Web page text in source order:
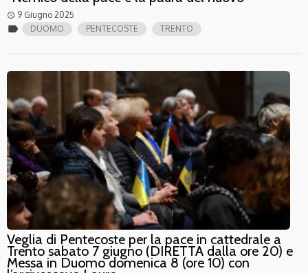
access_time 9 Giugno 2025
label DUOMO PENTECOSTE TRENTO
Veglia di Pentecoste per la pace in cattedrale a
Trento sabato 7 giugno (DIRETTA dalla ore 20) e
Messa in Duomo domenica 8 (ore 10) con